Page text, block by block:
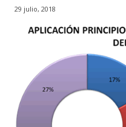
29 julio, 2018